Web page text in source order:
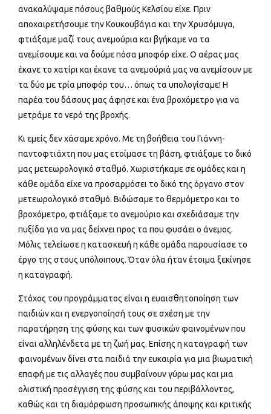
ανακαλύψαμε πόσους βαθμούς Κελσίου είχε. Πριν
αποχαιρετήσουμε την Κουκουβάγια και την Χρυσόμυγα,
φτιάξαμε μαζί τους ανεμούρια και βγήκαμε να τα
ανεμίσουμε και να δούμε πόσα μποφόρ είχε. Ο αέρας μας
έκανε το χατίρι και έκανε τα ανεμούριά μας να ανεμίσουν με
τα δύο με τρία μποφόρ του… όπως τα υπολογίσαμε! Η
παρέα του δάσους μας άφησε και ένα βροχόμετρο για να
μετράμε το νερό της βροχής.
Κι εμείς δεν χάσαμε χρόνο. Με τη βοήθεια του Γιάννη-
παντοφτιάχτη που μας ετοίμασε τη βάση, φτιάξαμε το δικό
μας μετεωρολογικό σταθμό. Χωριστήκαμε σε ομάδες και η
κάθε ομάδα είχε να προσαρμόσει το δικό της όργανο στον
μετεωρολογικό σταθμό. Βιδώσαμε το θερμόμετρο και το
βροχόμετρο, φτιάξαμε το ανεμούριο και σχεδιάσαμε την
πυξίδα για να μας δείχνει προς τα που φυσάει ο άνεμος.
Μόλις τελείωσε η κατασκευή η κάθε ομάδα παρουσίασε το
έργο της στους υπόλοιπους. Όταν όλα ήταν έτοιμα ξεκίνησε
η καταγραφή.
Στόχος του προγράμματος είναι η ευαισθητοποίηση των
παιδιών και η ενεργοποίησή τους σε σχέση με την
παρατήρηση της φύσης και των φυσικών φαινομένων που
είναι αλληλένδετα με τη ζωή μας. Επίσης η καταγραφή των
φαινομένων δίνει στα παιδιά την ευκαιρία για μια βιωματική
επαφή με τις αλλαγές που συμβαίνουν γύρω μας και μια
ολιστική προσέγγιση της φύσης και του περιβάλλοντος,
καθώς και τη διαμόρφωση προσωπικής άποψης και κριτικής